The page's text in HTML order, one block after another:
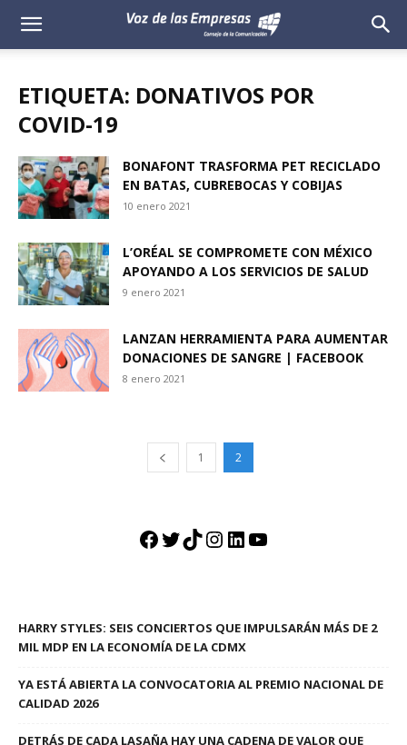
Voz
Empresas
ETIQUETA: DONATIVOS POR
COVID-19
BONAFONT TRASFORMA PET RECICLADO
EN BATAS, CUBREBOCAS Y COBIJAS
10 enero 2021
L’ORÉAL SE COMPROMETE CON MÉXICO
APOYANDO A LOS SERVICIOS DE SALUD
9 enero 2021
LANZAN HERRAMIENTA PARA AUMENTAR
DONACIONES DE SANGRE | FACEBOOK
8 enero 2021
1 2
Facebook
Twitter
TikTok
Instagram
LinkedIn
YouTube
HARRY STYLES: SEIS CONCIERTOS QUE IMPULSARÁN MÁS DE 2
MIL MDP EN LA ECONOMÍA DE LA CDMX
YA ESTÁ ABIERTA LA CONVOCATORIA AL PREMIO NACIONAL DE
CALIDAD 2026
DETRÁS DE CADA LASAÑA HAY UNA CADENA DE VALOR QUE